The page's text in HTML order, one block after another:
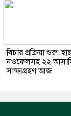
বিচার প্রক্রিয়া শুরু:
নওফেলসহ ২২
সাক্ষ্যগ্রহণ আজ